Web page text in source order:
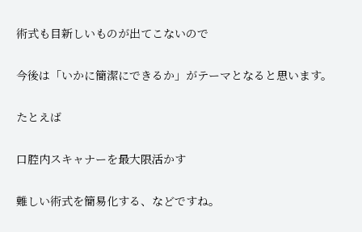
術式も目新しいものが出てこないので
今後は「いかに簡潔にできるか」がテーマとなると思います。
たとえば
口腔内スキャナーを最大限活かす
難しい術式を簡易化する、などですね。